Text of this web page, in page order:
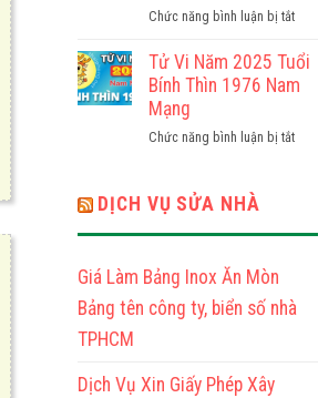
Giáp
1964
Nam
Chức năng bình luận bị tắtở
Vi
Năm
Bính
Tử Vi Năm 2025 Tuổi
Bính Thìn 1976 Nam
Mạng
Chức năng bình luận bị tắtở
Tuổi
1976
DỊCH VỤ SỬA NHÀ
Giá Làm Bảng Inox Ăn Mòn
Bảng tên công ty, biển số nhà
TPHCM
Dịch Vụ Xin Giấy Phép Xây